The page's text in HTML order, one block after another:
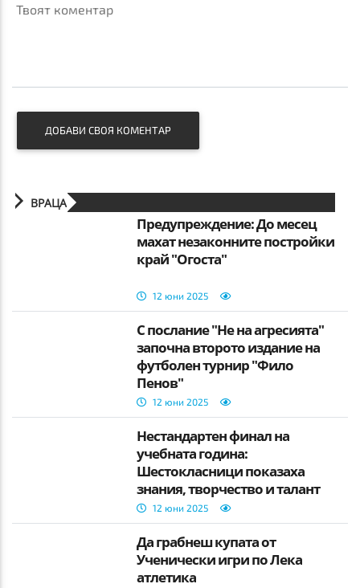
Твоят коментар
ДОБАВИ СВОЯ КОМЕНТАР
ВРАЦА
Предупреждение: До месец
махат незаконните постройки
край "Огоста"
12 юни 2025
С послание "Не на агресията"
започна второто издание на
футболен турнир "Фило
Пенов"
12 юни 2025
Нестандартен финал на
учебната година:
Шестокласници показаха
знания, творчество и талант
12 юни 2025
Да грабнеш купата от
Ученически игри по Лека
атлетика